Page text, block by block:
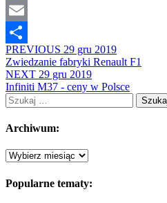
Mastodon
Email
Share
PREVIOUS 29 gru 2019
Zwiedzanie fabryki Renault F1
NEXT 29 gru 2019
Infiniti M37 - ceny w Polsce
Szukaj:
Archiwum:
Archiwum:
Popularne tematy: